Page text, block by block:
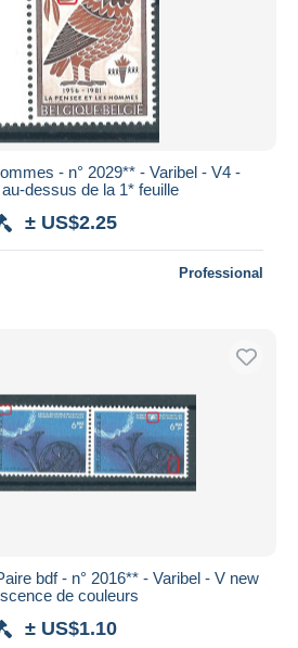
- n° 2029** - Varibel - V4 -
dessus de la 1* feuille
± US$2.25
Professional
bdf - n° 2016** - Varibel - V new
de couleurs
± US$1.10